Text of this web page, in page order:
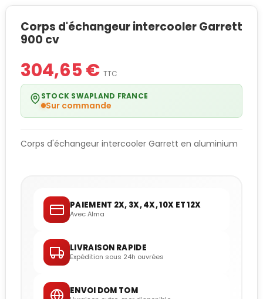
Corps d'échangeur intercooler Garrett
900 cv
304,65 € TTC
STOCK SWAPLAND FRANCE
Sur commande
Corps d'échangeur intercooler Garrett en aluminium
PAIEMENT 2X, 3X, 4X, 10X ET 12X
Avec Alma
LIVRAISON RAPIDE
Expédition sous 24h ouvrées
ENVOI DOM TOM